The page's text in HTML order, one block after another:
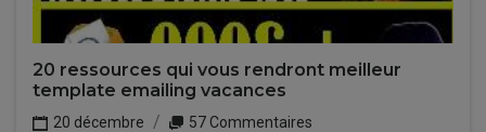
20 ressources qui vous rendront meilleur
template emailing vacances
20 décembre
57 Commentaires